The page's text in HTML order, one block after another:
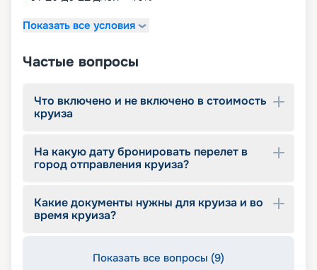
Показать все условия
Частые вопросы
Что включено и не включено в стоимость
круиза
На какую дату бронировать перелет в
город отправления круиза?
Какие документы нужны для круиза и во
время круиза?
Показать все вопросы (9)